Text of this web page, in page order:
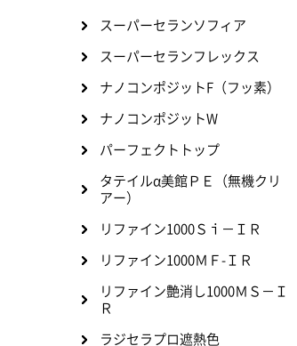
スーパーセランソフィア
スーパーセランフレックス
ナノコンポジットF（フッ素）
ナノコンポジットW
パーフェクトトップ
タテイルα美館ＰＥ（無機クリ
アー）
リファイン1000Ｓｉ－ＩＲ
リファイン1000ＭＦ-ＩＲ
リファイン艶消し1000ＭＳ－Ｉ
Ｒ
ラジセラプロ遮熱色